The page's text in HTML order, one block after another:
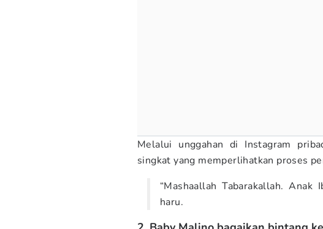
Melalui unggahan di Instagram
singkat yang memperlihatkan proses
“Mashaallah Tabarakallah. Anak
haru.